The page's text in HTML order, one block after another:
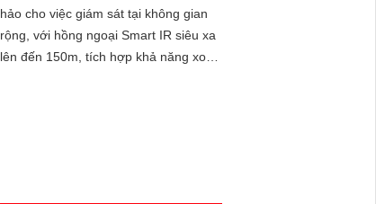
hảo cho việc giám sát tại không gian
rộng, với hồng ngoại Smart IR siêu xa
lên đến 150m, tích hợp khả năng xoay